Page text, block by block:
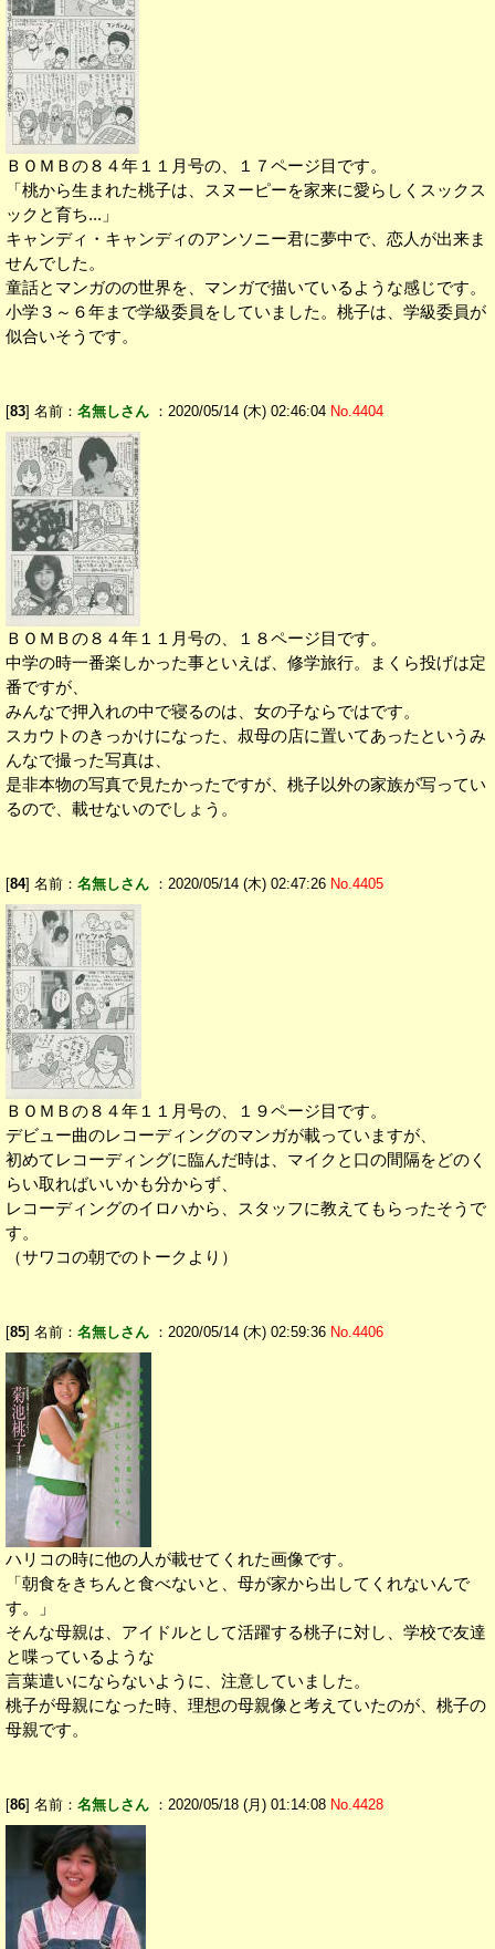
ＢＯＭＢの８４年１１月号の、１７ページ目です。
「桃から生まれた桃子は、スヌーピーを家来に愛らしくスックス
ックと育ち...」
キャンディ・キャンディのアンソニー君に夢中で、恋人が出来ま
せんでした。
童話とマンガのの世界を、マンガで描いているような感じです。
小学３～６年まで学級委員をしていました。桃子は、学級委員が
似合いそうです。
[83] 名前： 名無しさん ：2020/05/14 (木) 02:46:04 No.4404
ＢＯＭＢの８４年１１月号の、１８ページ目です。
中学の時一番楽しかった事といえば、修学旅行。まくら投げは定
番ですが、
みんなで押入れの中で寝るのは、女の子ならではです。
スカウトのきっかけになった、叔母の店に置いてあったというみ
んなで撮った写真は、
是非本物の写真で見たかったですが、桃子以外の家族が写ってい
るので、載せないのでしょう。
[84] 名前： 名無しさん ：2020/05/14 (木) 02:47:26 No.4405
ＢＯＭＢの８４年１１月号の、１９ページ目です。
デビュー曲のレコーディングのマンガが載っていますが、
初めてレコーディングに臨んだ時は、マイクと口の間隔をどのく
らい取ればいいかも分からず、
レコーディングのイロハから、スタッフに教えてもらったそうで
す。
（サワコの朝でのトークより）
[85] 名前： 名無しさん ：2020/05/14 (木) 02:59:36 No.4406
ハリコの時に他の人が載せてくれた画像です。
「朝食をきちんと食べないと、母が家から出してくれないんで
す。」
そんな母親は、アイドルとして活躍する桃子に対し、学校で友達
と喋っているような
言葉遣いにならないように、注意していました。
桃子が母親になった時、理想の母親像と考えていたのが、桃子の
母親です。
[86] 名前： 名無しさん ：2020/05/18 (月) 01:14:08 No.4428